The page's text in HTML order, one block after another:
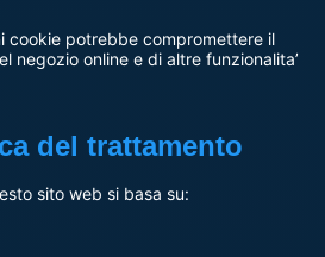
cookie potrebbe compromettere il
negozio online e di altre funzionalita’
del trattamento
sito web si basa su: